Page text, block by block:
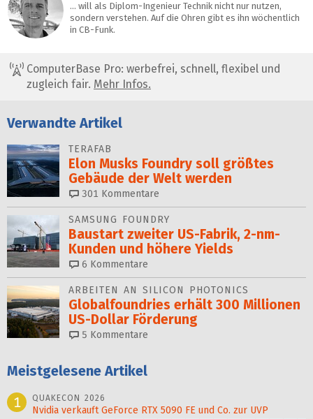
… will als Diplom-Ingenieur Technik nicht nur nutzen,
sondern verstehen. Auf die Ohren gibt es ihn wöchentlich
in CB-Funk.
ComputerBase Pro: werbefrei, schnell, flexibel und
zugleich fair. Mehr Infos.
Verwandte Artikel
TERAFAB
Elon Musks Foundry soll größ­tes
Gebäude der Welt werden
301 Kommentare
SAMSUNG FOUNDRY
Baustart zweiter US-Fabrik, 2-nm-
Kunden und höhere Yields
6 Kommentare
ARBEITEN AN SILICON PHOTONICS
Globalfoundries erhält 300 Millionen
US-Dollar Förderung
5 Kommentare
Meistgelesene Artikel
1
QUAKECON 2026
Nvidia verkauft GeForce RTX 5090 FE und Co. zur UVP